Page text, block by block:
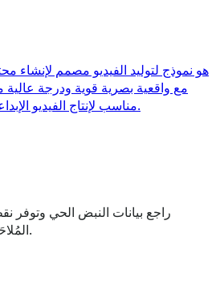
مع واقعية بصرية قوية ودرجة عالية
مناسب لإنتاج الفيديو الإبداعي وتطبيقات سرد القصص.
راجع بيانات النبض الحي وتوفر
المُلاحَظة قبل الانتقال إلى الإنتاج.